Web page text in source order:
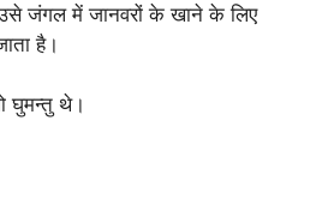
जंगल में जानवरों के खाने के लिए
है।
घुमन्तु थे।